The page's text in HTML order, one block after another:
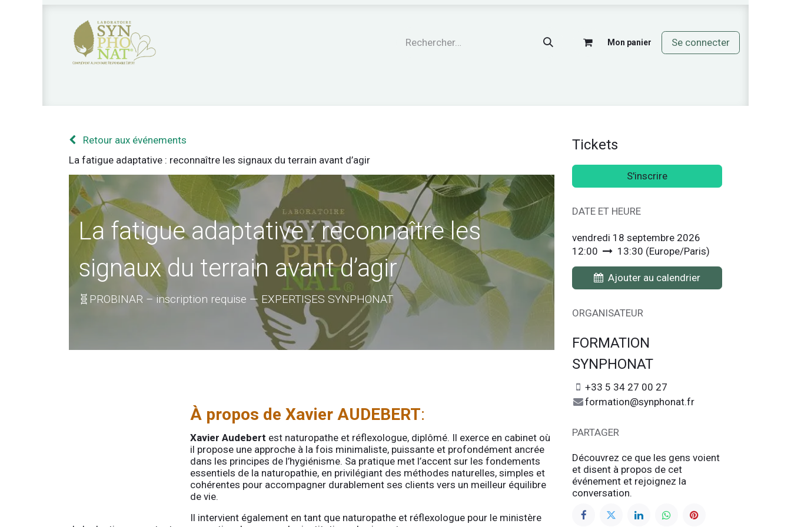
Mon panier Se connecter
Retour aux événements
La fatigue adaptative : reconnaître les signaux du terrain avant d’agir
La fatigue adaptative : reconnaître les
signaux du terrain avant d’agir
🧬PROBINAR – inscription requise — EXPERTISES SYNPHONAT
À propos de Xavier AUDEBERT:
Xavier Audebert est naturopathe et réflexologue, diplômé. Il exerce en cabinet où
il propose une approche à la fois minimaliste, puissante et profondément ancrée
dans les principes de l’hygiénisme. Sa pratique met l’accent sur les fondements
essentiels de la naturopathie, en privilégiant des méthodes naturelles, simples et
cohérentes pour accompagner durablement ses clients vers un meilleur équilibre
de vie.
Il intervient également en tant que naturopathe et réflexologue pour le ministère
Tickets
S'inscrire
DATE ET HEURE
vendredi 18 septembre 2026
12:00
13:30 (Europe/Paris)
Ajouter au calendrier
ORGANISATEUR
FORMATION
SYNPHONAT
+33 5 34 27 00 27
formation@synphonat.fr
PARTAGER
Découvrez ce que les gens voient
et disent à propos de cet
événement et rejoignez la
conversation.